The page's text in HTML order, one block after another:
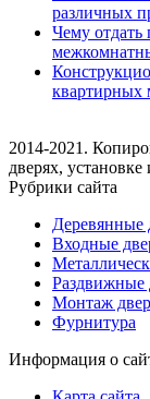
различных
Чему отдать
квартирных
2014-2021.
дверях, установке
Рубрики сайта
Деревянные
Входные
Раздвижные
Монтаж
Фурнитура
Информация о